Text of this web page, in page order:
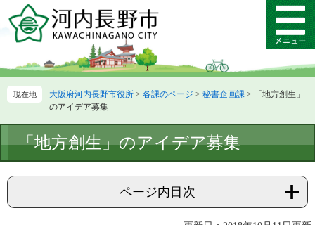
ー
先
ニ
を
て
メ
ニ
ー
大阪府河内長野市役所 > 各課のページ > 秘書企画課 >
「地方創生」
のアイデア募集
文
「地方創生」のアイデア募集
ページ内目次